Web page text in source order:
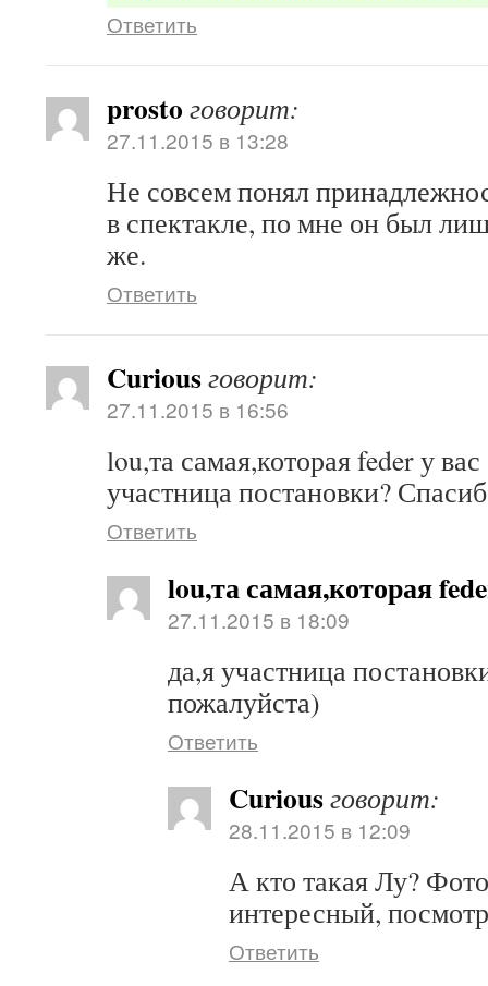
Ответить
prosto говорит:
27.11.2015 в 13:28
Не совсем понял
в спектакле, по мне он был
же.
Ответить
Curiousговорит:
27.11.2015 в 16:56
lou,та самая,которая feder у
участница постановки?
Ответить
lou,та самая,которая
27.11.2015 в 18:09
да,я участница
пожалуйста)
Ответить
Curiousговорит:
28.11.2015 в 12:09
А кто такая Лу?
интересный,
Ответить